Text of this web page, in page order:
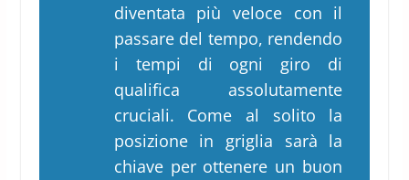
diventata più veloce con il
passare del tempo, rendendo
i tempi di ogni giro di
qualifica assolutamente
cruciali. Come al solito la
posizione in griglia sarà la
chiave per ottenere un buon